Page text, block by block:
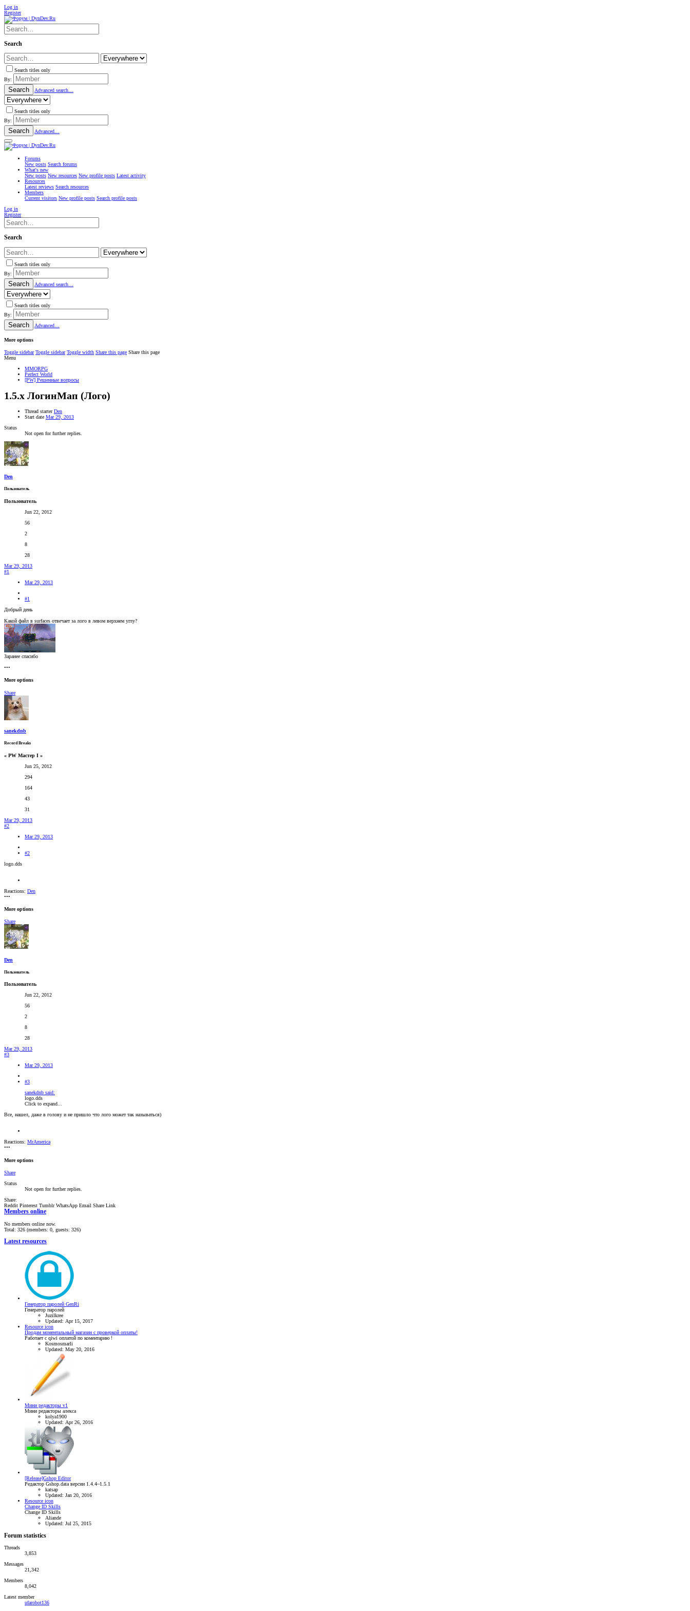
Log in
Register
Search
Search titles only
By:
Search Advanced search…
Search titles only
By:
Search Advanced…
Forums
New posts Search forums
What's new
New posts New resources New profile posts Latest activity
Resources
Latest reviews Search resources
Members
Current visitors New profile posts Search profile posts
Log in
Register
Search
Search titles only
By:
Search Advanced search…
Search titles only
By:
Search Advanced…
More options
Toggle sidebar Toggle sidebar Toggle width Share this page Share this page
Menu
MMORPG
Perfect World
[PW] Решенные вопросы
1.5.x ЛогинМап (Лого)
Thread starter Den
Start date Mar 29, 2013
Status
Not open for further replies.
Den
Пользователь
Пользователь
Jun 22, 2012
56
2
8
28
Mar 29, 2013
#1
Mar 29, 2013
#1
Добрый день
Какой файл в surfaces отвечает за лого в левом верхнем углу?
Заранее спасибо
•••
More options
Share
sanekdnb
Record Breaks
« PW Мастер I »
Jun 25, 2012
294
164
43
31
Mar 29, 2013
#2
Mar 29, 2013
#2
logo.dds
Reactions: Den
•••
More options
Share
Den
Пользователь
Пользователь
Jun 22, 2012
56
2
8
28
Mar 29, 2013
#3
Mar 29, 2013
#3
sanekdnb said:
logo.dds
Click to expand...
Все, нашел, даже в голову и не пришло что лого может так называться)
Reactions: MrAmerica
•••
More options
Share
Status
Not open for further replies.
Share:
Reddit Pinterest Tumblr WhatsApp Email Share Link
Members online
No members online now.
Total: 326 (members: 0, guests: 326)
Latest resources
Генератор паролей GenRi
Генератор паролей
Juzilkree
Updated: Apr 15, 2017
Resource icon
Продам моментальный магазин с проверкой оплаты!
Работает с qiwi оплатой по коментарию !
Kosmosmarli
Updated: May 20, 2016
Мини редакторы v1
Мини редакторы алекса
kolya1900
Updated: Apr 26, 2016
[Release]Gshop Editor
Редактор Gshop.data версии 1.4.4~1.5.1
katsap
Updated: Jan 20, 2016
Resource icon
Change ID Skills
Change ID Skills
Aliande
Updated: Jul 25, 2015
Forum statistics
Threads
3,853
Messages
21,342
Members
8,042
Latest member
ufarobot136